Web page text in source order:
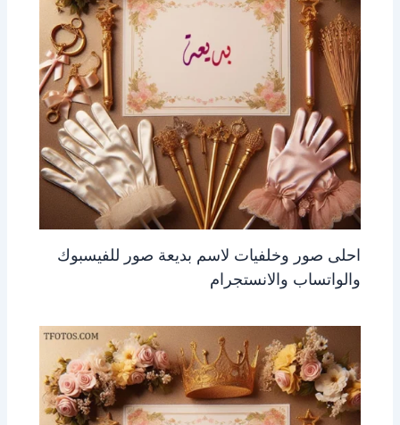
احلى صور وخلفيات لاسم بديعة صور للفيسبوك
والواتساب والانستجرام